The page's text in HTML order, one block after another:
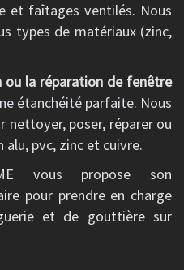
et faîtages ventilés. Nous
types de matériaux (zinc,
ou la réparation de fenêtre
étanchéité parfaite. Nous
nettoyer, poser, réparer ou
pvc, zinc et cuivre.
vous propose son
pour prendre en charge
et de gouttière sur